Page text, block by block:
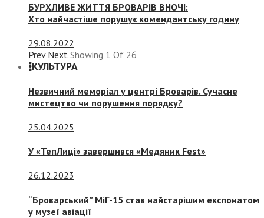
БУРХЛИВЕ ЖИТТЯ БРОВАРІВ ВНОЧІ:
Хто найчастіше порушує комендантську годину
29.08.2022
Prev Next Showing 1 Of 26
КУЛЬТУРА
Незвичний меморіал у центрі Броварів. Сучасне
мистецтво чи порушення порядку?
25.04.2025
У «ТепЛиці» завершився «Медяник Fest»
26.12.2023
“Броварський” МіГ-15 став найстарішим експонатом
у музеї авіації